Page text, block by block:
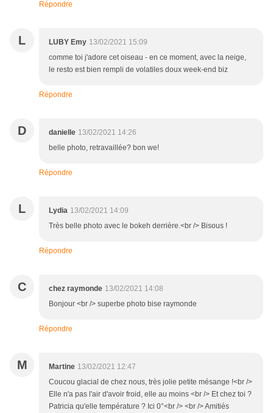
Répondre
L LUBY Emy 13/02/2021 15:09
comme toi j'adore cet oiseau - en ce moment, avec la neige,
le resto est bien rempli de volatiles doux week-end biz
Répondre
D danielle 13/02/2021 14:26
belle photo, retravaillée? bon we!
Répondre
L Lydia 13/02/2021 14:09
Très belle photo avec le bokeh derrière.<br /> Bisous !
Répondre
C chez raymonde 13/02/2021 14:08
Bonjour <br /> superbe photo bise raymonde
Répondre
M Martine 13/02/2021 12:47
Coucou glacial de chez nous, très jolie petite mésange !<br />
Elle n'a pas l'air d'avoir froid, elle au moins <br /> Et chez toi ?
Patricia qu'elle température ? Ici 0°<br /> <br /> Amitiés